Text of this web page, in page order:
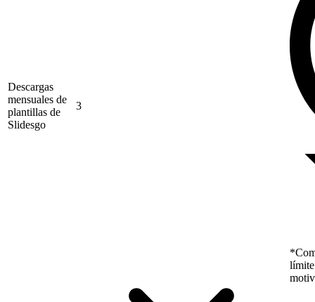
Descargas
mensuales de
plantillas de
Slidesgo
3
límite